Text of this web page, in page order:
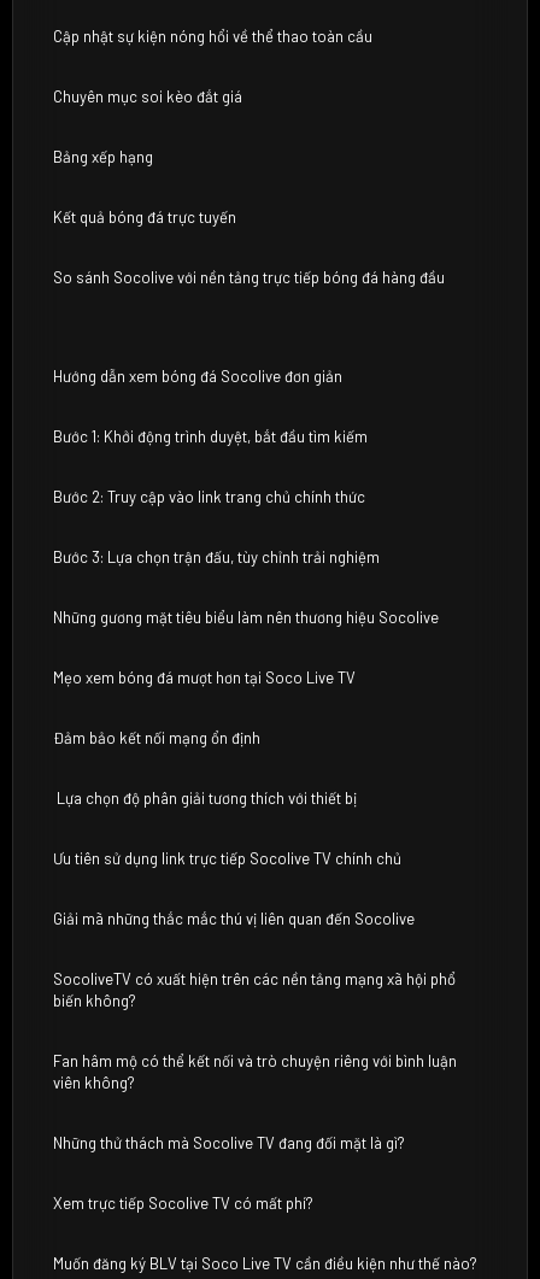
Cập nhật sự kiện nóng hổi về thể thao toàn cầu
Chuyên mục soi kèo đắt giá
Bảng xếp hạng
Kết quả bóng đá trực tuyến
So sánh Socolive với nền tảng trực tiếp bóng đá hàng đầu
Hướng dẫn xem bóng đá Socolive đơn giản
Bước 1: Khởi động trình duyệt, bắt đầu tìm kiếm
Bước 2: Truy cập vào link trang chủ chính thức
Bước 3: Lựa chọn trận đấu, tùy chỉnh trải nghiệm
Những gương mặt tiêu biểu làm nên thương hiệu Socolive
Mẹo xem bóng đá mượt hơn tại Soco Live TV
Đảm bảo kết nối mạng ổn định
Lựa chọn độ phân giải tương thích với thiết bị
Ưu tiên sử dụng link trực tiếp Socolive TV chính chủ
Giải mã những thắc mắc thú vị liên quan đến Socolive
SocoliveTV có xuất hiện trên các nền tảng mạng xã hội phổ
biến không?
Fan hâm mộ có thể kết nối và trò chuyện riêng với bình luận
viên không?
Những thử thách mà Socolive TV đang đối mặt là gì?
Xem trực tiếp Socolive TV có mất phí?
Muốn đăng ký BLV tại Soco Live TV cần điều kiện như thế nào?